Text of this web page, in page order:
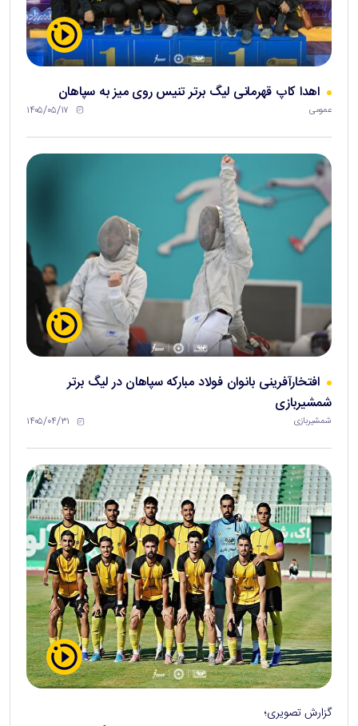
اهدا کاپ قهرمانی لیگ برتر تنیس روی میز به سپاهان
عمومی ۱۴۰۵/۰۵/۱۷
افتخارآفرینی بانوان فولاد مبارکه سپاهان در لیگ برتر
شمشیربازی
شمشیربازی ۱۴۰۵/۰۴/۳۱
گزارش تصویری؛